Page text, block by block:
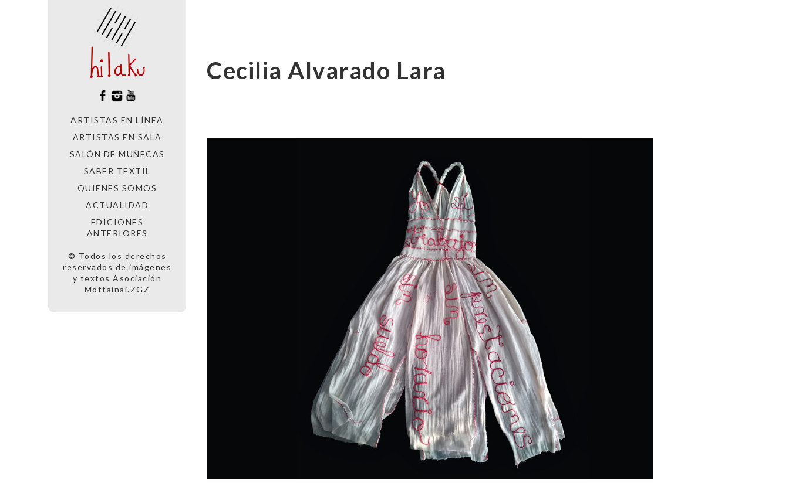
ARTISTAS EN LÍNEA
ARTISTAS EN SALA
SALÓN DE MUÑECAS
SABER TEXTIL
QUIENES SOMOS
ACTUALIDAD
EDICIONES
ANTERIORES
© Todos los derechos
reservados de imágenes
y textos Asociación
Mottainai.ZGZ
Cecilia Alvarado Lara